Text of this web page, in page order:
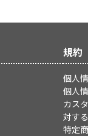
規約
個人
個人
カス
対す
特定